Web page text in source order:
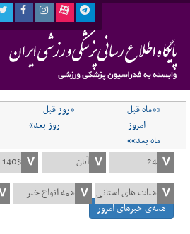
««ماه قبل
«روز قبل
امروز
روز بعد»
ماه بعد»»
همه‌ی خبرهای امروز